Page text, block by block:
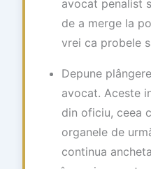
avocat penalist
de a merge la
vrei ca probele
Depune
avocat. Aceste
din oficiu, ceea
organele de
continua